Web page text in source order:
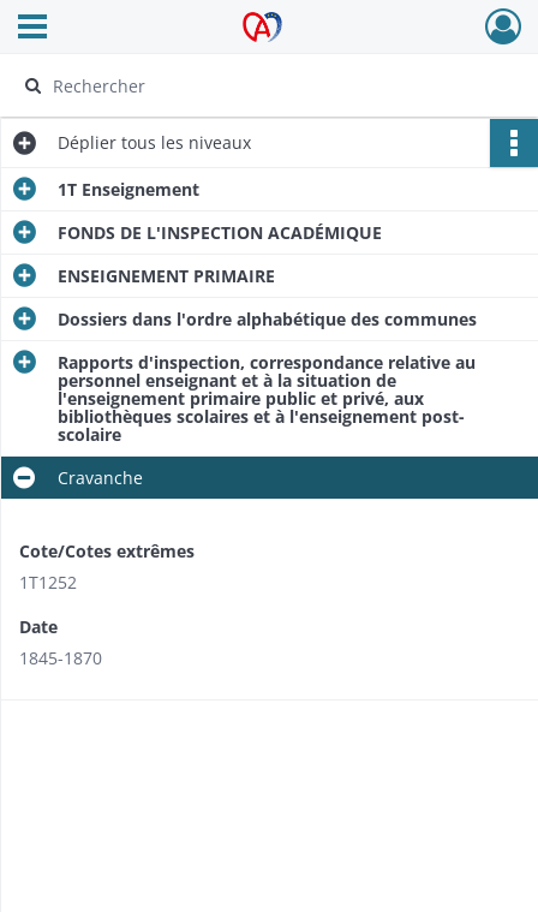
Archives Alsace - Colmar
Ouvrir le menu déroulant
Déplier tous les niveaux
1T Enseignement
FONDS DE L'INSPECTION ACADÉMIQUE
ENSEIGNEMENT PRIMAIRE
Dossiers dans l'ordre alphabétique des communes
Rapports d'inspection, correspondance relative au
personnel enseignant et à la situation de
l'enseignement primaire public et privé, aux
bibliothèques scolaires et à l'enseignement post-
scolaire
Cravanche
Cote/Cotes extrêmes
1T1252
Date
1845-1870